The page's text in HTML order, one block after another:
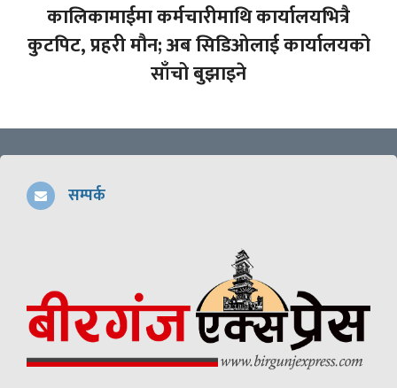
कालिकामाईमा कर्मचारीमाथि कार्यालयभित्रै
कुटपिट, प्रहरी मौन; अब सिडिओलाई कार्यालयको
साँचो बुझाइने
सम्पर्क